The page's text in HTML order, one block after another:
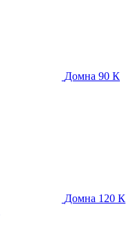
Домна 90 К
Домна 120 К